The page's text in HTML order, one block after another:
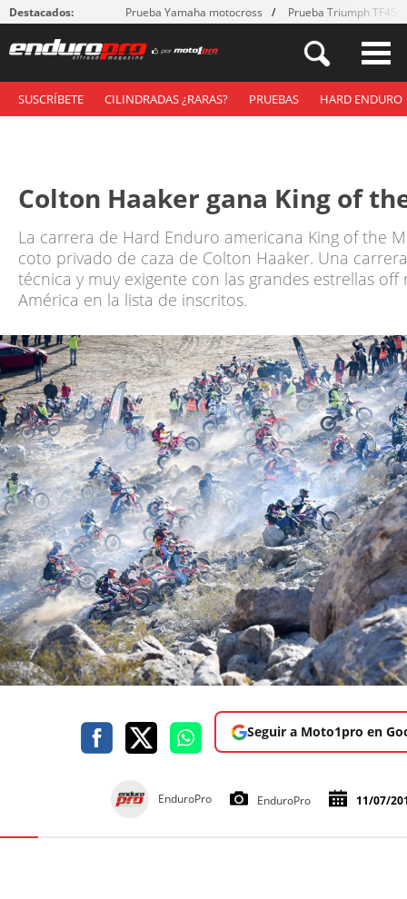
Destacados: Prueba Yamaha motocross Prueba Triumph
SUSCRÍBETE CILINDRADAS ¿RARAS? PRUEBAS HARD ENDURO
Colton Haaker gana King of
La carrera de Hard Enduro americana King of the
coto privado de caza de Colton Haaker. Una
técnica y muy exigente con las grandes estrellas off
América en la lista de inscritos.
Seguir a Moto1pro en
EnduroPro EnduroPro 11/07/